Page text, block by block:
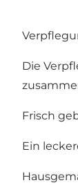
Die
Frisch
Ein